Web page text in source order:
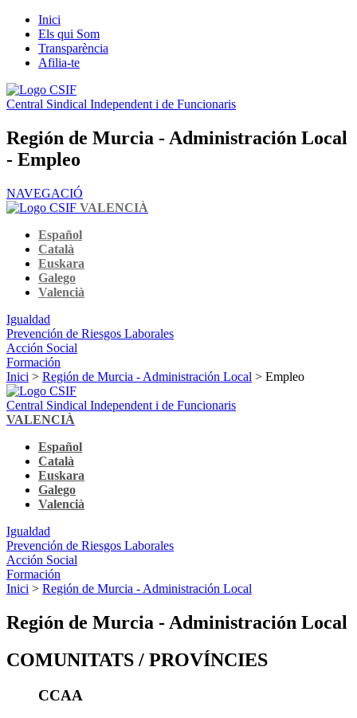
Inici
Els qui Som
Transparència
Afilia-te
Central Sindical Independent i de Funcionaris
Región de Murcia - Administración Local
- Empleo
NAVEGACIÓ
VALENCIÀ
Español
Català
Euskara
Galego
Valencià
Igualdad
Prevención de Riesgos Laborales
Acción Social
Formación
Inici > Región de Murcia - Administración Local > Empleo
Central Sindical Independent i de Funcionaris
VALENCIÀ
Español
Català
Euskara
Galego
Valencià
Igualdad
Prevención de Riesgos Laborales
Acción Social
Formación
Inici > Región de Murcia - Administración Local
Región de Murcia - Administración Local
COMUNITATS / PROVÍNCIES
CCAA